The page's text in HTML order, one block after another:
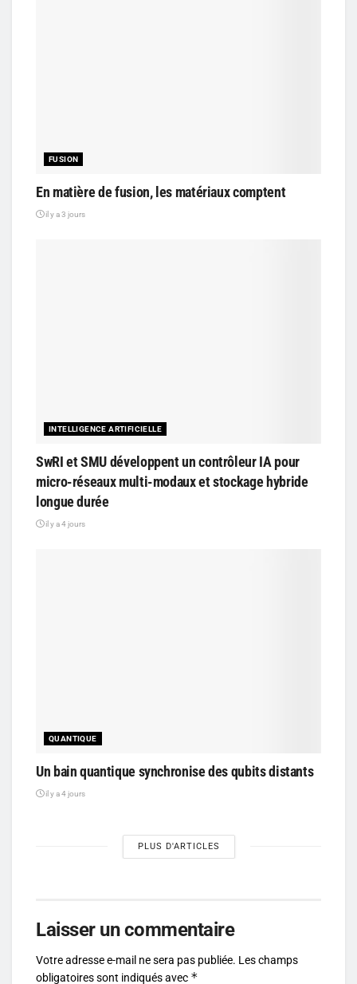
FUSION
En matière de fusion, les matériaux comptent
il y a 3 jours
INTELLIGENCE ARTIFICIELLE
SwRI et SMU développent un contrôleur IA pour
micro-réseaux multi-modaux et stockage hybride
longue durée
il y a 4 jours
QUANTIQUE
Un bain quantique synchronise des qubits distants
il y a 4 jours
PLUS D'ARTICLES
Laisser un commentaire
Votre adresse e-mail ne sera pas publiée. Les champs
obligatoires sont indiqués avec *